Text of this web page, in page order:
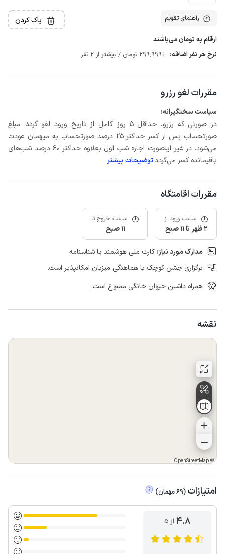
راهنمای تقویم پاک کردن
ارقام به تومان می‌باشند
نرخ هر نفر اضافه: +299٬999 تومان / بیشتر از 2 نفر
مقررات لغو رزرو
سیاست سختگیرانه:
در صورتی که رزرو، حداقل 5 روز کامل از تاریخ ورود لغو گردد؛ مبلغ
صورتحساب پس از کسر حداکثر 25 درصد صورتحساب به میهمان عودت
می‌شود. در غیر اینصورت اجاره شب اول بعلاوه حداکثر 60 درصد شب‌های
باقیمانده کسر می‌گردد.توضیحات بیشتر
مقررات اقامتگاه
ساعت ورود از
2 ظهر تا 11 صبح
ساعت خروج تا
11 صبح
مدارک مورد نیاز:کارت ملی هوشمند یا شناسنامه
برگزاری جشن کوچک با هماهنگی میزبان امکانپذیر است.
همراه داشتن حیوان خانگی ممنوع است.
نقشه
©
OpenStreetMap
امتیازات (
69مهمان)
4.8 از ۵